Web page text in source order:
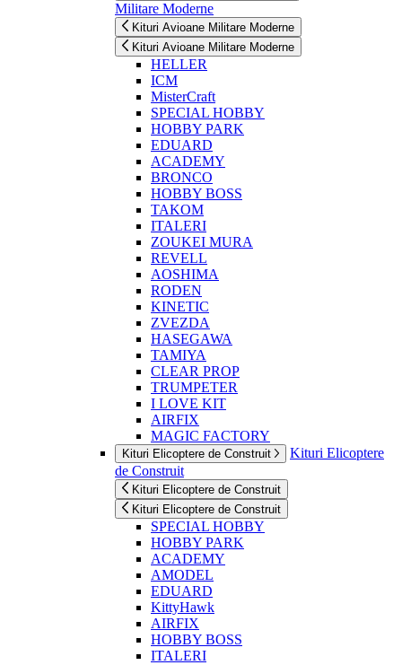
Militare Moderne
Kituri Avioane Militare Moderne
Kituri Avioane Militare Moderne
HELLER
ICM
MisterCraft
SPECIAL HOBBY
HOBBY PARK
EDUARD
ACADEMY
BRONCO
HOBBY BOSS
TAKOM
ITALERI
ZOUKEI MURA
REVELL
AOSHIMA
RODEN
KINETIC
ZVEZDA
HASEGAWA
TAMIYA
CLEAR PROP
TRUMPETER
I LOVE KIT
AIRFIX
MAGIC FACTORY
Kituri Elicoptere de Construit
Kituri Elicoptere
de Construit
Kituri Elicoptere de Construit
Kituri Elicoptere de Construit
SPECIAL HOBBY
HOBBY PARK
ACADEMY
AMODEL
EDUARD
KittyHawk
AIRFIX
HOBBY BOSS
ITALERI